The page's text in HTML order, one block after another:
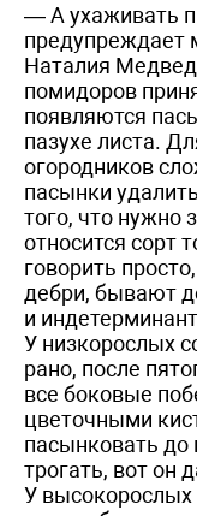
— А ухаживать
предупреждает
Наталия
помидоров
появляются
пазухе листа.
огородников
пасынки
того, что нужно
относится сорт
говорить
дебри, бывают
и
У низкорослых
рано, после
все боковые
цветочными
пасынковать до
трогать, вот он
У высокорослых